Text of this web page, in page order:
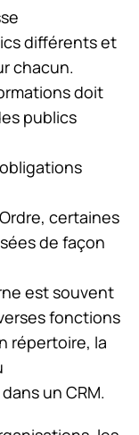
différents et
chacun.
doit
publics
certaines
de façon
est souvent
fonctions
répertoire, la
un CRM.